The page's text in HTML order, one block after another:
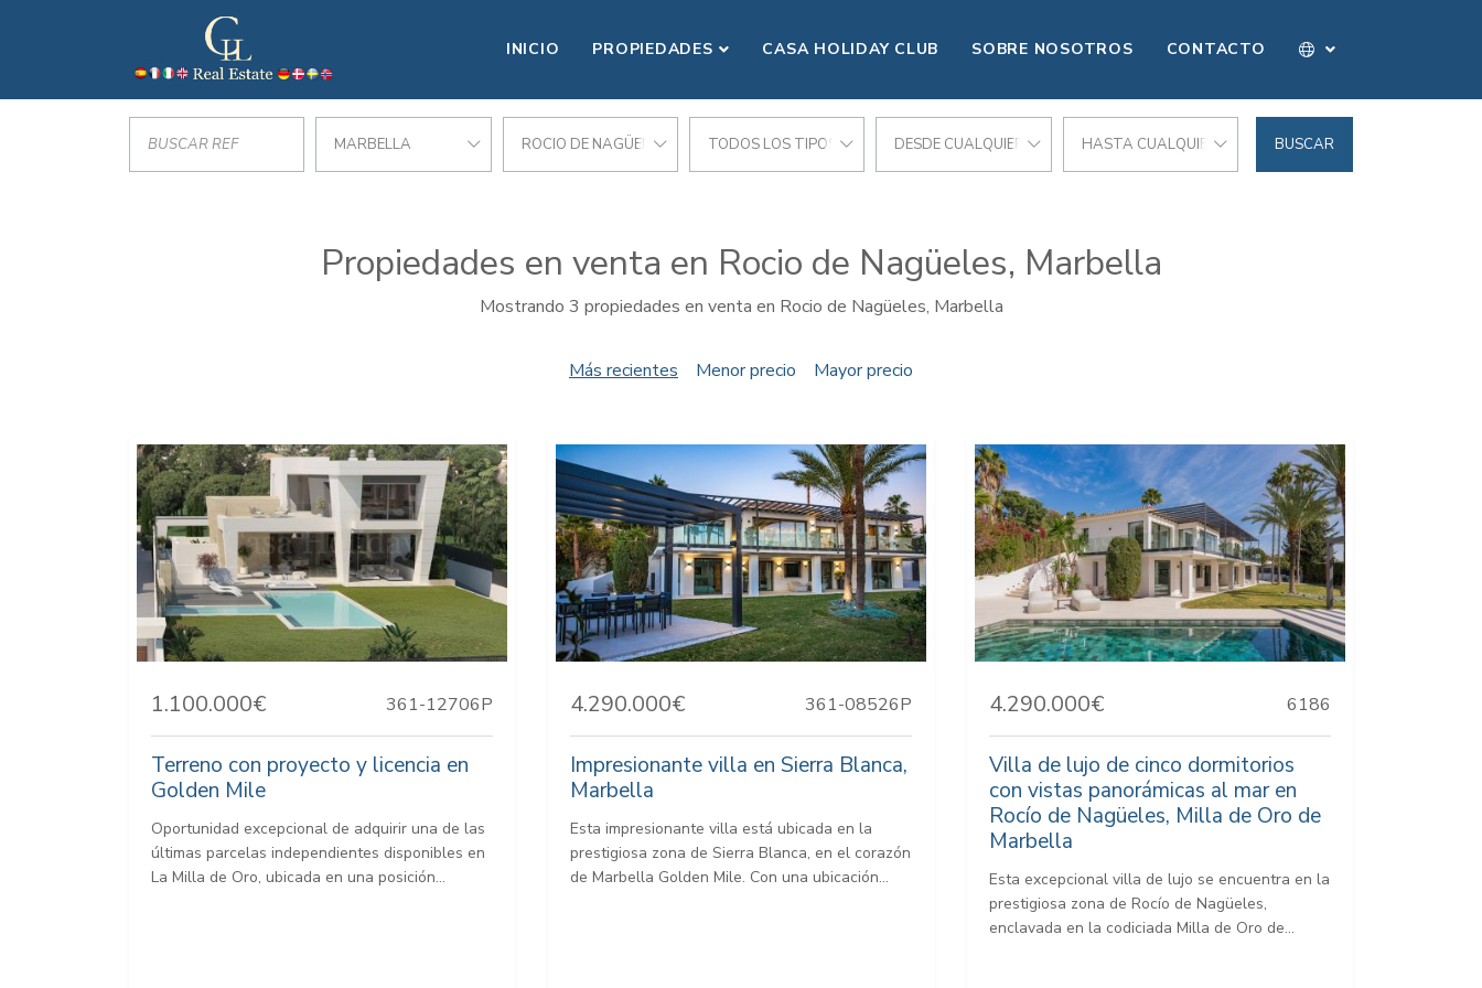
INICIO PROPIEDADES CASA HOLIDAY CLUB SOBRE NOSOTROS CONTACTO
MARBELLA ROCIO DE NAGÜELES TODOS LOS TIPOS DESDE CUALQUIER PRECIO HASTA CUALQUIER PRECIO BUSCAR
Propiedades en venta en Rocio de Nagüeles, Marbella
Mostrando 3 propiedades en venta en Rocio de Nagüeles, Marbella
Más recientes Menor precio Mayor precio
1.100.000€ 361-12706P
Terreno con proyecto y licencia en
Golden Mile
Oportunidad excepcional de adquirir una de las
últimas parcelas independientes disponibles en
La Milla de Oro, ubicada en una posición...
4.290.000€ 361-08526P
Impresionante villa en Sierra Blanca,
Marbella
Esta impresionante villa está ubicada en la
prestigiosa zona de Sierra Blanca, en el corazón
de Marbella Golden Mile. Con una ubicación...
4.290.000€ 6186
Villa de lujo de cinco dormitorios
con vistas panorámicas al mar en
Rocío de Nagüeles, Milla de Oro de
Marbella
Esta excepcional villa de lujo se encuentra en la
prestigiosa zona de Rocío de Nagüeles,
enclavada en la codiciada Milla de Oro de...